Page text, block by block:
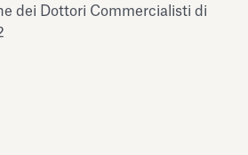
dei Dottori Commercialisti di